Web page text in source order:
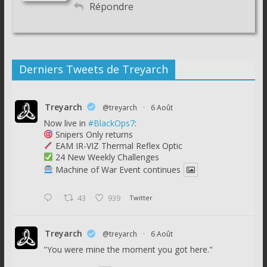
Répondre
Derniers Tweets de Treyarch
Treyarch @treyarch · 6 Août
Now live in #BlackOps7:
Snipers Only returns
EAM IR-VIZ Thermal Reflex Optic
24 New Weekly Challenges
Machine of War Event continues
43 939 Twitter
Treyarch @treyarch · 6 Août
"You were mine the moment you got here."